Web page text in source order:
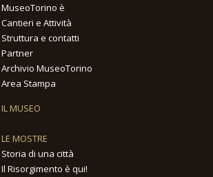
MuseoTorino è
Cantieri e Attività
Struttura e contatti
Partner
Archivio MuseoTorino
Area Stampa
IL MUSEO
LE MOSTRE
Storia di una città
Il Risorgimento è qui!